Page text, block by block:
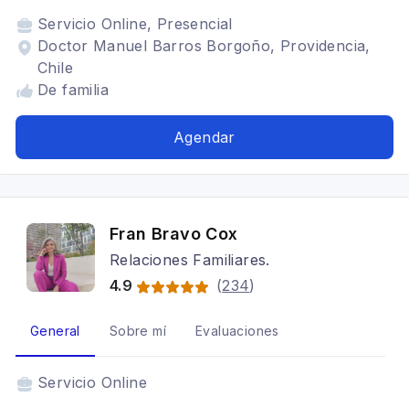
Servicio Online, Presencial
Doctor Manuel Barros Borgoño, Providencia,
Chile
De familia
Agendar
Fran Bravo Cox
Relaciones Familiares.
4.9
(234)
General Sobre mí Evaluaciones
Servicio Online